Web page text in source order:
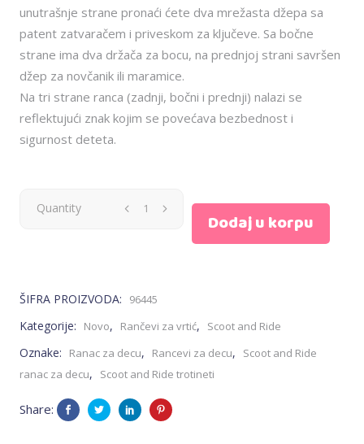
unutrašnje strane pronaći ćete dva mrežasta džepa sa
patent zatvaračem i priveskom za ključeve. Sa bočne
strane ima dva držača za bocu, na prednjoj strani savršen
džep za novčanik ili maramice.
Na tri strane ranca (zadnji, bočni i prednji) nalazi se
reflektujući znak kojim se povećava bezbednost i
sigurnost deteta.
Scoot
za
Steel
Quantity
Dodaj u korpu
ŠIFRA PROIZVODA: 96445
Kategorije: Novo, Rančevi za vrtić, Scoot and Ride
Oznake: Ranac za decu, Rancevi za decu,
Scoot and Ride
ranac za decu, Scoot and Ride trotineti
Share: